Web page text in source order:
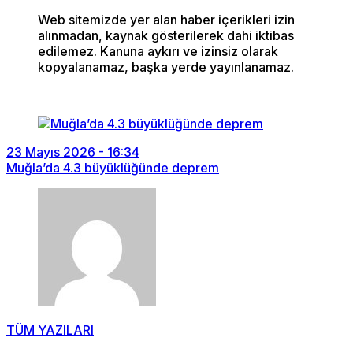
Web sitemizde yer alan haber içerikleri izin
alınmadan, kaynak gösterilerek dahi iktibas
edilemez. Kanuna aykırı ve izinsiz olarak
kopyalanamaz, başka yerde yayınlanamaz.
23 Mayıs 2026 - 16:34
Muğla’da 4.3 büyüklüğünde deprem
TÜM YAZILARI